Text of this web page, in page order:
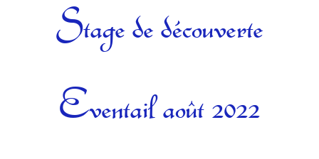
Stage de découverte
Eventail août 2022